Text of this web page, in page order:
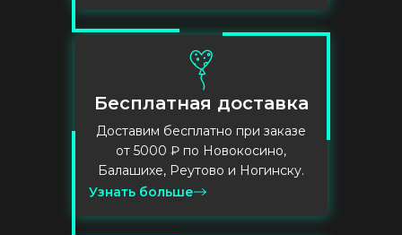
Бесплатная доставка
Доставим бесплатно при заказе
от 5000 ₽ по Новокосино,
Балашихе, Реутово и Ногинску.
Узнать больше